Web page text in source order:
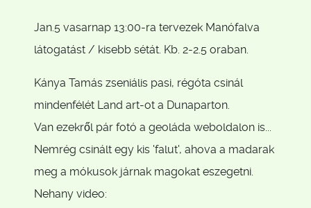
Jan.5 vasarnap 13:00-ra tervezek Manófalva
látogatást / kisebb sétát. Kb. 2-2.5 oraban.
Kánya Tamás zseniális pasi, régóta csinál
mindenfélét Land art-ot a Dunaparton.
Van ezekről pár fotó a geoláda weboldalon is...
Nemrég csinált egy kis 'falut', ahova a madarak
meg a mókusok járnak magokat eszegetni.
Nehany video: